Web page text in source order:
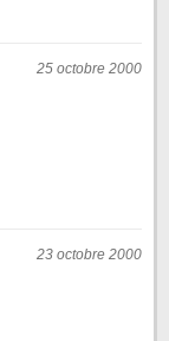
25 octobre 2000
23 octobre 2000